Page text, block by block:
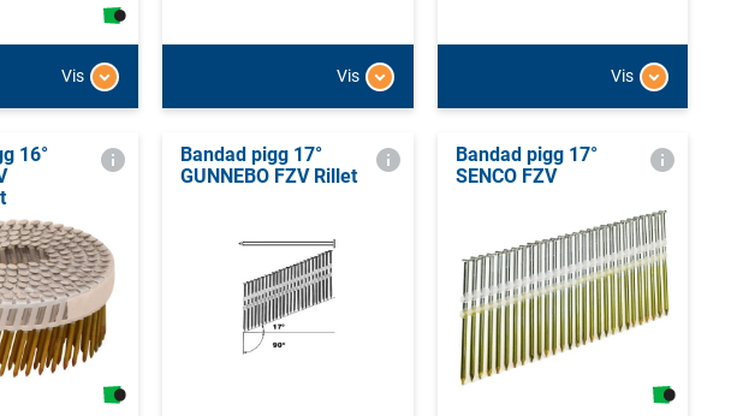
Vis Vis Vis
16°
Bandad pigg 17°
GUNNEBO FZV Rillet
Bandad pigg 17°
SENCO FZV